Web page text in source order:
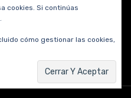
cookies. Si continúas
cómo gestionar las cookies,